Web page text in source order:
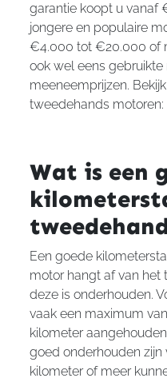
garantie koopt u vanaf
jongere en populaire
€4.000 tot €20.000 of
ook wel eens
meeneemprijzen.
tweedehands motoren:
Wat is een
Een goede
motor hangt af van het
deze is onderhouden.
vaak een maximum
kilometer
goed onderhouden
kilometer of meer